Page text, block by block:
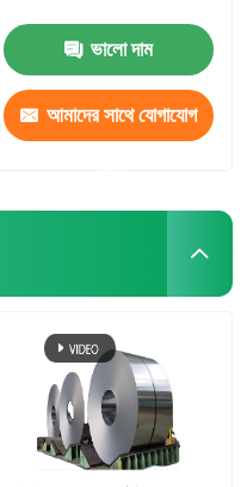
ভালো দাম
আমাদের সাথে যোগাযোগ